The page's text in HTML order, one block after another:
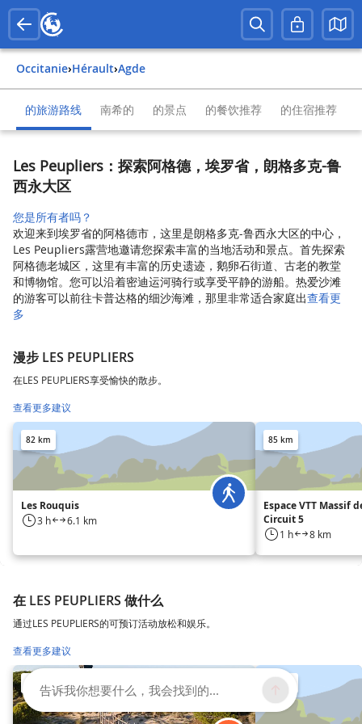
Occitanie› Hérault› Agde
的旅游路线 南希的 的景点 的餐饮推荐 的住宿推荐
Les Peupliers：探索阿格德，埃罗省，朗格多克-鲁
西永大区
您是所有者吗？
欢迎来到埃罗省的阿格德市，这里是朗格多克-鲁西永大区的中心，
Les Peupliers露营地邀请您探索丰富的当地活动和景点。首先探索
阿格德老城区，这里有丰富的历史遗迹，鹅卵石街道、古老的教堂
和博物馆。您可以沿着密迪运河骑行或享受平静的游船。热爱沙滩
的游客可以前往卡普达格的细沙海滩，那里非常适合家庭出查看更
多
漫步 LES PEUPLIERS
在LES PEUPLIERS享受愉快的散步。
查看更多建议
82 km
Les Rouquis
3 h 6.1 km
85 km
Espace VTT Massif
Circuit 5
1 h 8 km
在 LES PEUPLIERS 做什么
通过LES PEUPLIERS的可预订活动放松和娱乐。
查看更多建议
59 km 59 km
告诉我你想要什么，我会找到的...